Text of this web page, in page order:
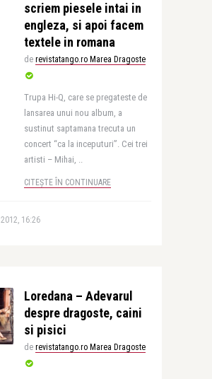
scriem piesele intai in
engleza, si apoi facem
textele in romana
de revistatango.ro Marea Dragoste
Trupa Hi-Q, care se pregateste de
lansarea unui nou album, a
sustinut saptamana trecuta un
concert “ca la inceputuri”. Cei trei
artisti – Mihai, ..
CITEȘTE ÎN CONTINUARE
16:26
Loredana – Adevarul
despre dragoste, caini
si pisici
de revistatango.ro Marea Dragoste